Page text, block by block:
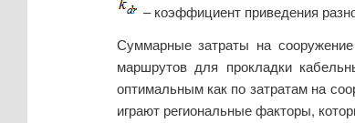
– коэффициент приведения
Суммарные затраты на
маршрутов для прокладки
оптимальным как по затратам на
играют региональные факторы,